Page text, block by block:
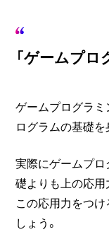
「ゲームプ
ゲームプログラミ
ログラムの基礎を
実際にゲームプロ
礎よりも上の応用
この応用力をつけ
しょう。